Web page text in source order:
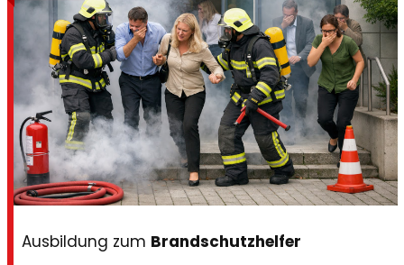
Ausbildung zum Brandschutzhelfer